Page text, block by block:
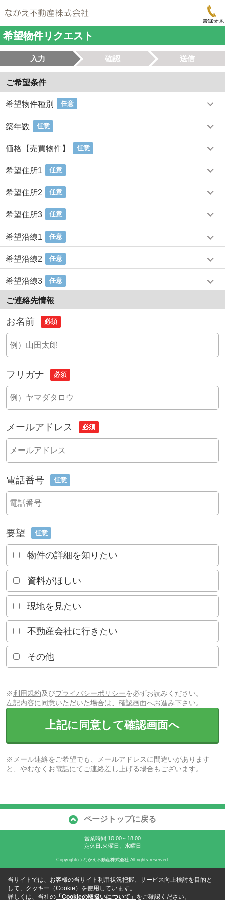
電話する
希望物件リクエスト
入力 確認 送信
ご希望条件
希望物件種別 任意
築年数 任意
価格【売買物件】 任意
希望住所1 任意
希望住所2 任意
希望住所3 任意
希望沿線1 任意
希望沿線2 任意
希望沿線3 任意
ご連絡先情報
お名前 必須
フリガナ 必須
メールアドレス 必須
電話番号 任意
要望 任意
物件の詳細を知りたい
資料がほしい
現地を見たい
不動産会社に行きたい
その他
※利用規約及びプライバシーポリシーを必ずお読みください。
左記内容に同意いただいた場合は、確認画面へお進み下さい。
上記に同意して確認画面へ
※メール連絡をご希望でも、メールアドレスに間違いがあります
と、やむなくお電話にてご連絡差し上げる場合もございます。
ページトップに戻る
営業時間:10:00～18:00
定休日:火曜日、水曜日
Copyright(c) なかえ不動産株式会社 All rights reserved.
当サイトでは、お客様の当サイト利用状況把握、サービス向上検討を目的と
して、クッキー（Cookie）を使用しています。
詳しくは、当社の 「Cookieの取扱いについて」 をご確認ください。